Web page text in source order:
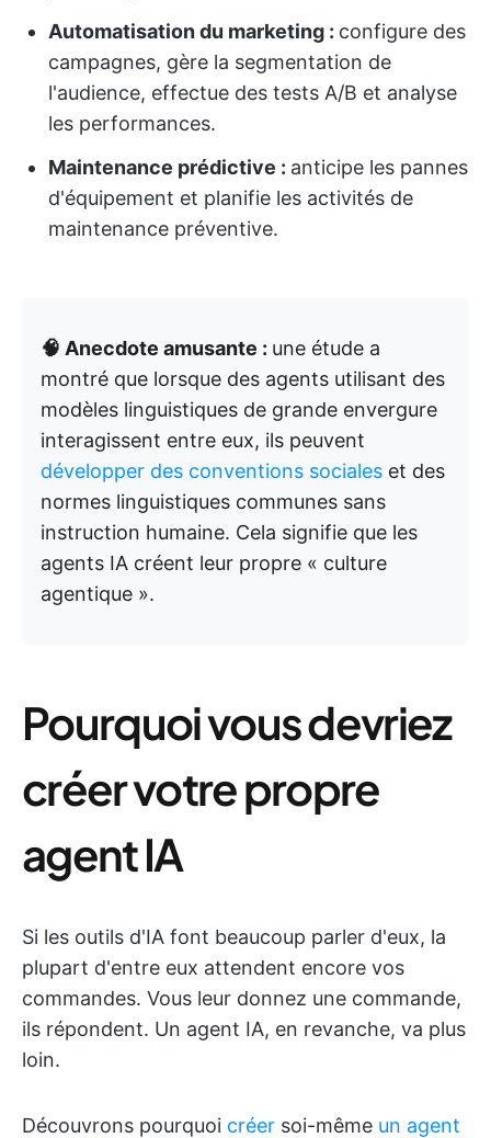
Automatisation du marketing : configure des
campagnes, gère la segmentation de
l'audience, effectue des tests A/B et analyse
les performances.
Maintenance prédictive : anticipe les pannes
d'équipement et planifie les activités de
maintenance préventive.
🧠 Anecdote amusante : une étude a
montré que lorsque des agents utilisant des
modèles linguistiques de grande envergure
interagissent entre eux, ils peuvent
développer des conventions sociales et des
normes linguistiques communes sans
instruction humaine. Cela signifie que les
agents IA créent leur propre « culture
agentique ».
Pourquoi vous devriez
créer votre propre
agent IA
Si les outils d'IA font beaucoup parler d'eux, la
plupart d'entre eux attendent encore vos
commandes. Vous leur donnez une commande,
ils répondent. Un agent IA, en revanche, va plus
loin.
Découvrons pourquoi créer soi-même un agent